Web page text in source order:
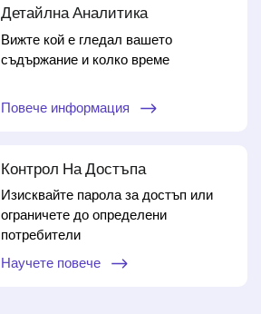
Детайлна Аналитика
Вижте кой е гледал вашето
съдържание и колко време
Повече информация
Контрол На Достъпа
Изисквайте парола за достъп или
ограничете до определени
потребители
Научете повече